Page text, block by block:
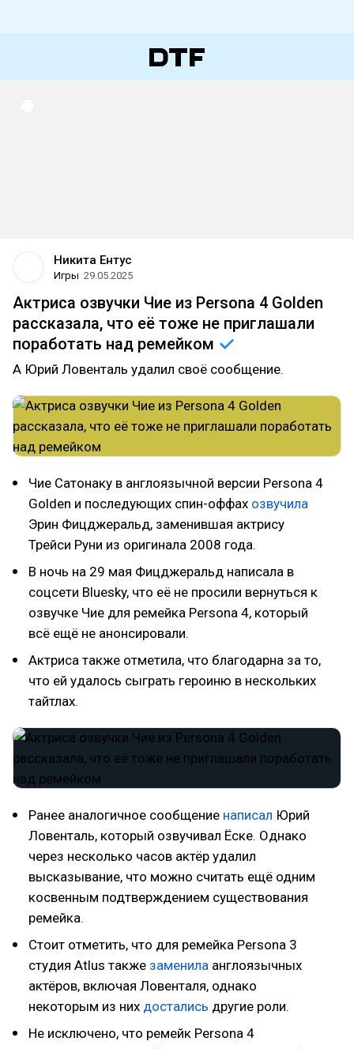
Никита Ентус
Игры 29.05.2025
Актриса озвучки Чие из Persona 4 Golden
рассказала, что её тоже не приглашали
поработать над ремейком
А Юрий Ловенталь удалил своё сообщение.
Чие Сатонаку в англоязычной версии Persona 4
Golden и последующих спин-оффах озвучила
Эрин Фицджеральд, заменившая актрису
Трейси Руни из оригинала 2008 года.
В ночь на 29 мая Фицджеральд написала в
соцсети Bluesky, что её не просили вернуться к
озвучке Чие для ремейка Persona 4, который
всё ещё не анонсировали.
Актриса также отметила, что благодарна за то,
что ей удалось сыграть героиню в нескольких
тайтлах.
Ранее аналогичное сообщение написал Юрий
Ловенталь, который озвучивал Ёске. Однако
через несколько часов актёр удалил
высказывание, что можно считать ещё одним
косвенным подтверждением существования
ремейка.
Стоит отметить, что для ремейка Persona 3
студия Atlus также заменила англоязычных
актёров, включая Ловенталя, однако
некоторым из них достались другие роли.
Не исключено, что ремейк Persona 4